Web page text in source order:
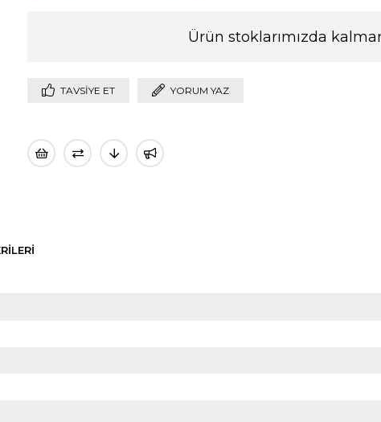
Ürün stoklarımızda
TAVSIYE ET YORUM YAZ